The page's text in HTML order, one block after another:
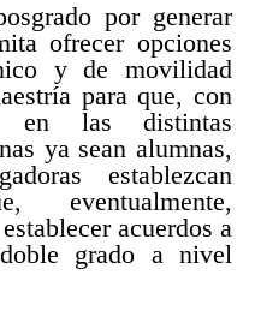
por generar
ofrecer opciones
y de movilidad
para que, con
en las distintas
ya sean alumnas,
establezcan
eventualmente,
acuerdos a
grado a nivel